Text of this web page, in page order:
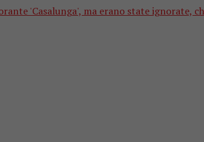
'Casalunga', ma erano state ignorate,